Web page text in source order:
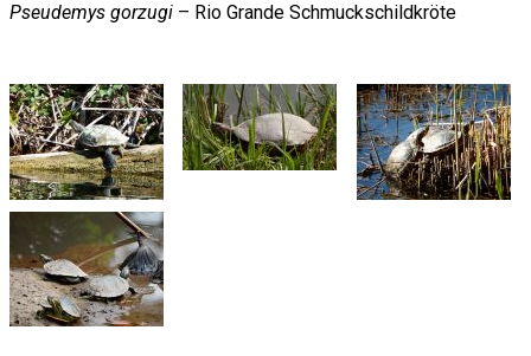
Pseudemys gorzugi – Rio Grande Schmuckschildkröte